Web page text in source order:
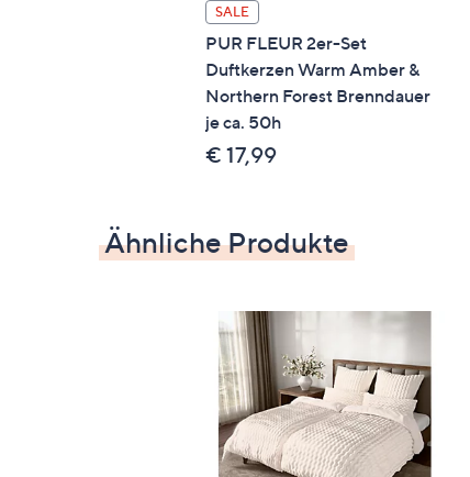
Echte Mikrofaser
STANDARD 100 by OEKO-TEX®
SALE
PUR FLEUR 2er-Set
Duftkerzen Warm Amber &
Northern Forest Brenndauer
je ca. 50h
€ 17,99
Ähnliche Produkte